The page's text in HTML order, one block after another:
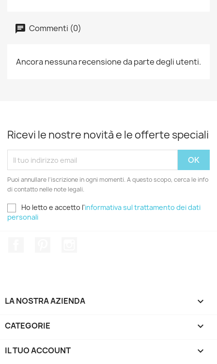
Commenti (0)
Ancora nessuna recensione da parte degli utenti.
Ricevi le nostre novità e le offerte speciali
Puoi annullare l'iscrizione in ogni momenti. A questo scopo, cerca le info
di contatto nelle note legali.
Ho letto e accetto l'informativa sul trattamento dei dati
personali
LA NOSTRA AZIENDA 
CATEGORIE 
IL TUO ACCOUNT 